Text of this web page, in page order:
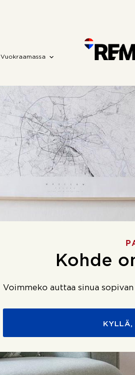
Vuokraamassa
Kohde
Voimmeko auttaa sinua
KYLLÄ,